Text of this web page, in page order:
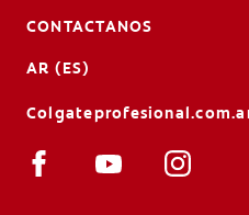
CONTACTANOS
AR (ES)